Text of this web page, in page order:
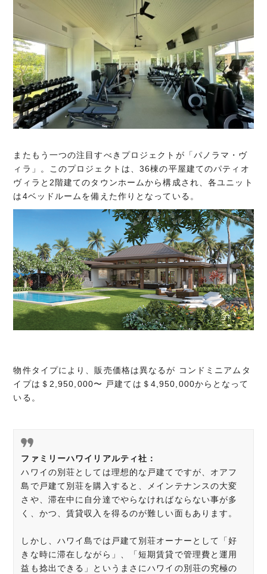
またもう一つの注目すべきプロジェクトが「パノラマ・ヴ
ィラ」。このプロジェクトは、36棟の平屋建てのパティオ
ヴィラと2階建てのタウンホームから構成され、各ユニット
は4ベッドルームを備えた作りとなっている。
物件タイプにより、販売価格は異なるが コンドミニアムタ
イプは＄2,950,000〜 戸建ては＄4,950,000からとなって
いる。
ファミリーハワイリアルティ社：
ハワイの別荘としては理想的な戸建てですが、オアフ
島で戸建て別荘を購入すると、メインテナンスの大変
さや、滞在中に自分達でやらなければならない事が多
く、かつ、賃貸収入を得るのが難しい面もあります。
しかし、ハワイ島では戸建て別荘オーナーとして「好
きな時に滞在しながら」、「短期賃貸で管理費と運用
益も捻出できる」というまさにハワイの別荘の究極の